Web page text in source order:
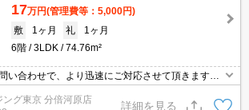
17万円(管理費等：5,000円)
敷
1ヶ月 礼
1ヶ月
6階
3LDK 74.76m²
い合わせで、より迅速にご対応させて頂きます～
ウジングまで～
グ東京 分倍河原店
詳細を見る